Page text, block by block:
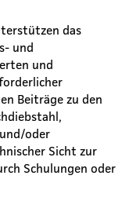
das
und
und
Beiträge zu den
oder
Sicht zur
Schulungen oder